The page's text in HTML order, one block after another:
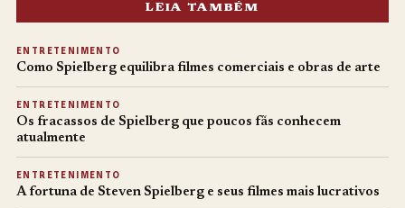
LEIA TAMBÉM
ENTRETENIMENTO
Como Spielberg equilibra filmes comerciais e obras de arte
ENTRETENIMENTO
Os fracassos de Spielberg que poucos fãs conhecem
atualmente
ENTRETENIMENTO
A fortuna de Steven Spielberg e seus filmes mais lucrativos